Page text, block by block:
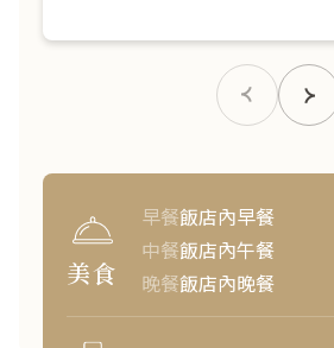
美食
早餐飯店內早餐
中餐飯店內午餐
晚餐飯店內晚餐